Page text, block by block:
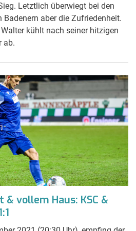
Letztlich überwiegt bei den
aber die Zufriedenheit.
kühlt nach seiner hitzigen
ab.
vollem Haus: KSC &